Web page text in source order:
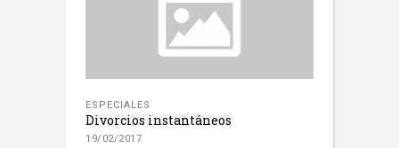
ESPECIALES
Divorcios instantáneos
19/02/2017